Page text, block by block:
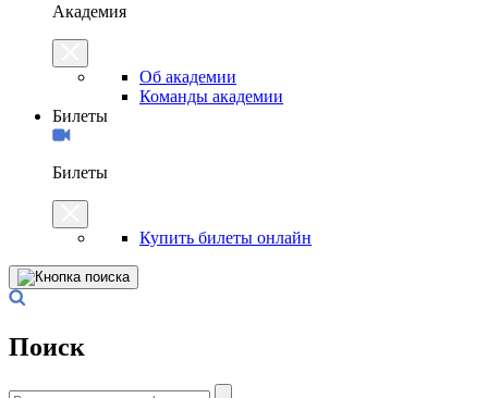
Академия
Об академии
Команды академии
Билеты
Билеты
Купить билеты онлайн
Поиск